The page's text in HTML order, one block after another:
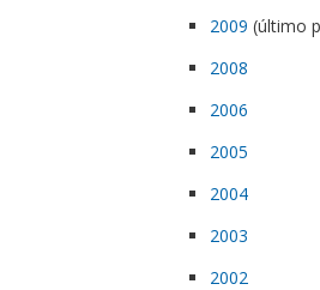
2009 (último
2008
2006
2005
2004
2003
2002